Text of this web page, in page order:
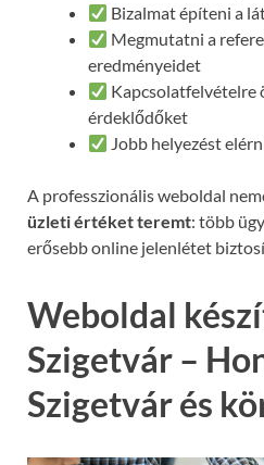
Bizalmat építeni a
Megmutatni a
eredményeidet
Kapcsolatfelvételre
érdeklődőket
Jobb helyezést
A professzionális weboldal
üzleti értéket teremt: több
erősebb online jelenlétet
Weboldal
Szigetvár –
Szigetvár és